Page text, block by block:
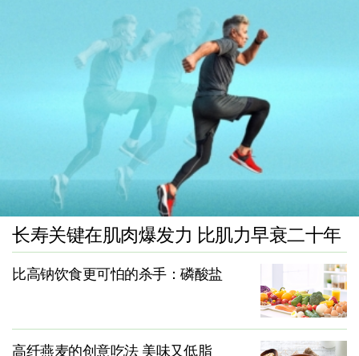
长寿关键在肌肉爆发力 比肌力早衰二十年
比高钠饮食更可怕的杀手：磷酸盐
高纤燕麦的创意吃法 美味又低脂